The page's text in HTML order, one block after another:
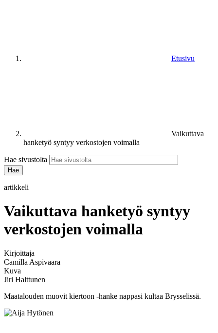
Etusivu
Vaikuttava
hanketyö syntyy verkostojen voimalla
Hae sivustolta
artikkeli
Vaikuttava hanketyö syntyy
verkostojen voimalla
Kirjoittaja
Camilla Aspivaara
Kuva
Jiri Halttunen
Maatalouden muovit kiertoon -hanke nappasi kultaa Brysselissä.